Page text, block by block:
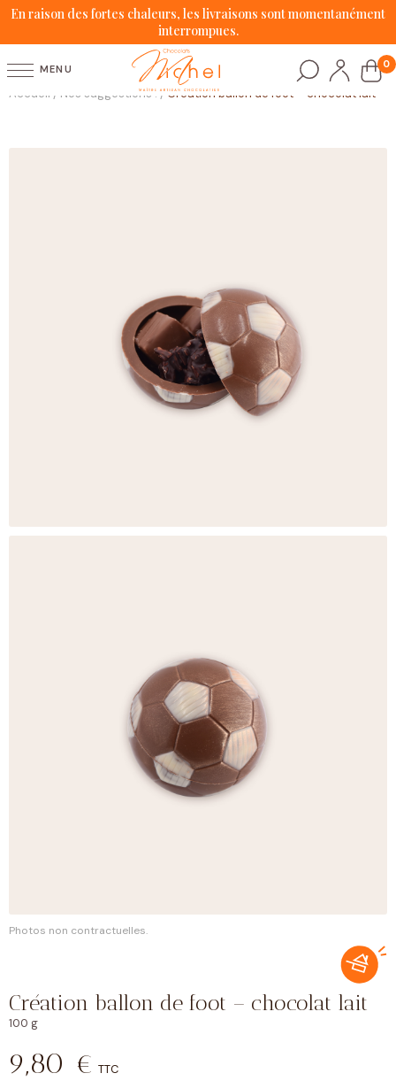
En raison des fortes chaleurs, les livraisons sont momentanément
interrompues.
MENU 0
Accueil / Nos suggestions ! /Création ballon de foot – chocolat lait
Photos non contractuelles.
Création ballon de foot – chocolat lait
100 g
9,80 € TTC